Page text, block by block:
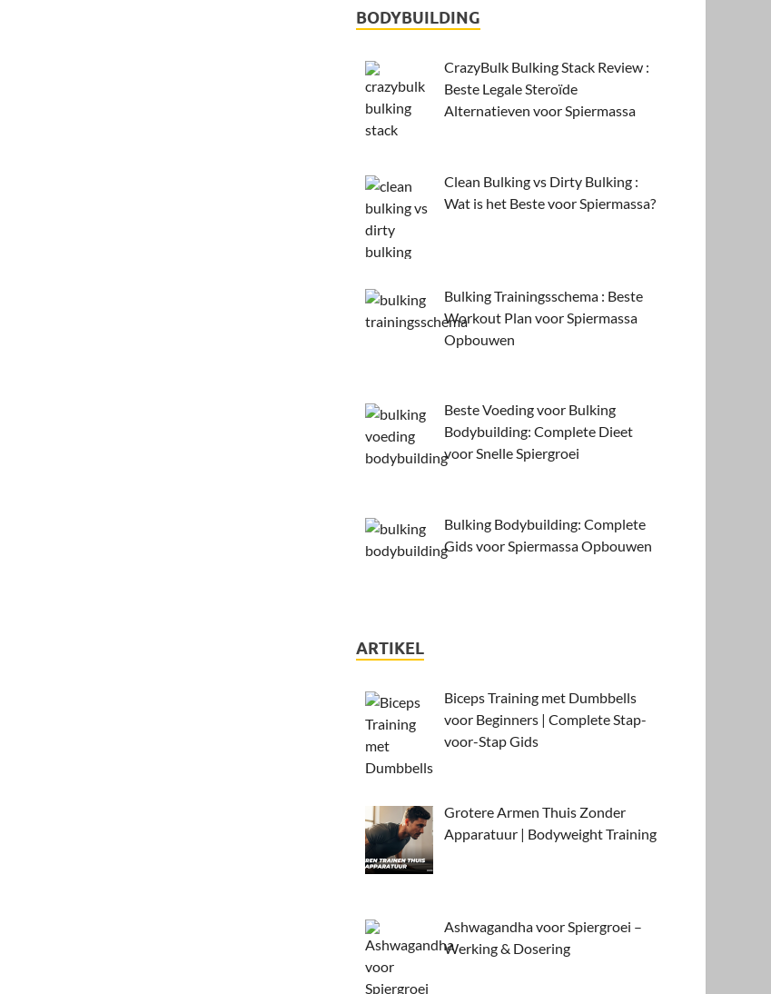
BODYBUILDING
CrazyBulk Bulking Stack Review :
Beste Legale Steroïde
Alternatieven voor Spiermassa
Clean Bulking vs Dirty Bulking :
Wat is het Beste voor Spiermassa?
Bulking Trainingsschema : Beste
Workout Plan voor Spiermassa
Opbouwen
Beste Voeding voor Bulking
Bodybuilding: Complete Dieet
voor Snelle Spiergroei
Bulking Bodybuilding: Complete
Gids voor Spiermassa Opbouwen
ARTIKEL
Biceps Training met Dumbbells
voor Beginners | Complete Stap-
voor-Stap Gids
Grotere Armen Thuis Zonder
Apparatuur | Bodyweight Training
Ashwagandha voor Spiergroei –
Werking & Dosering